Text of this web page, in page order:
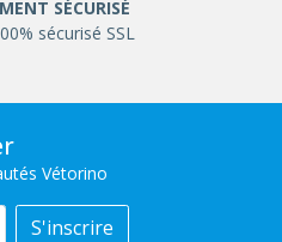
SÉCURISÉ
sécurisé SSL
Vétorino
S'inscrire